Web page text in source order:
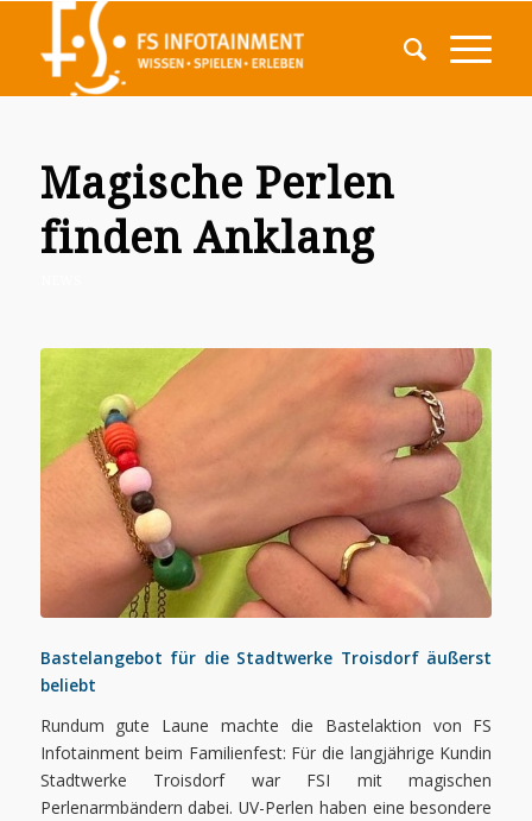
Magische Perlen
finden Anklang
Bastelangebot für die Stadtwerke Troisdorf äußerst
beliebt
Rundum gute Laune machte die Bastelaktion von FS
Infotainment beim Familienfest: Für die langjährige Kundin
Stadtwerke Troisdorf war FSI mit magischen
Perlenarmbändern dabei. UV-Perlen haben eine besondere